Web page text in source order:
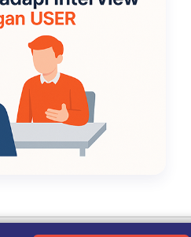
Kebijakan Privasi|Tentang Kami|